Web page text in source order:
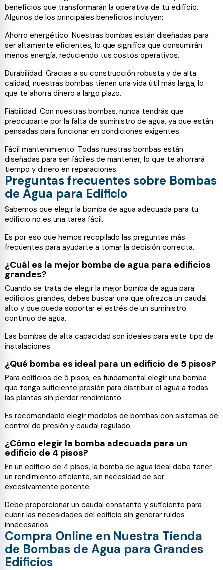
beneficios que transformarán la operativa de tu edificio.
Algunos de los principales beneficios incluyen:
Ahorro energético: Nuestras bombas están diseñadas para
ser altamente eficientes, lo que significa que consumirán
menos energía, reduciendo tus costos operativos.
Durabilidad: Gracias a su construcción robusta y de alta
calidad, nuestras bombas tienen una vida útil más larga, lo
que te ahorra dinero a largo plazo.
Fiabilidad: Con nuestras bombas, nunca tendrás que
preocuparte por la falta de suministro de agua, ya que están
pensadas para funcionar en condiciones exigentes.
Fácil mantenimiento: Todas nuestras bombas están
diseñadas para ser fáciles de mantener, lo que te ahorrará
tiempo y dinero en reparaciones.
Preguntas frecuentes sobre Bombas
de Agua para Edificio
Sabemos que elegir la bomba de agua adecuada para tu
edificio no es una tarea fácil.
Es por eso que hemos recopilado las preguntas más
frecuentes para ayudarte a tomar la decisión correcta.
¿Cuál es la mejor bomba de agua para edificios
grandes?
Cuando se trata de elegir la mejor bomba de agua para
edificios grandes, debes buscar una que ofrezca un caudal
alto y que pueda soportar el estrés de un suministro
continuo de agua.
Las bombas de alta capacidad son ideales para este tipo de
instalaciones.
¿Qué bomba es ideal para un edificio de 5 pisos?
Para edificios de 5 pisos, es fundamental elegir una bomba
que tenga suficiente presión para distribuir el agua a todas
las plantas sin perder rendimiento.
Es recomendable elegir modelos de bombas con sistemas de
control de presión y caudal regulado.
¿Cómo elegir la bomba adecuada para un
edificio de 4 pisos?
En un edificio de 4 pisos, la bomba de agua ideal debe tener
un rendimiento eficiente, sin necesidad de ser
excesivamente potente.
Debe proporcionar un caudal constante y suficiente para
cubrir las necesidades del edificio sin generar ruidos
innecesarios.
Compra Online en Nuestra Tienda
de Bombas de Agua para Grandes
Edificios